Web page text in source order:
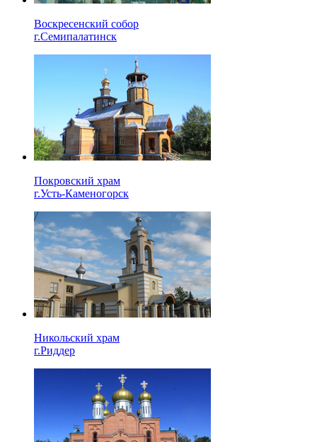
Воскресенский собор
г.Семипалатинск
Покровский храм
г.Усть-Каменогорск
Никольский храм
г.Риддер